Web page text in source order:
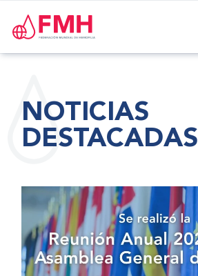
NOTICIAS
DESTACADAS